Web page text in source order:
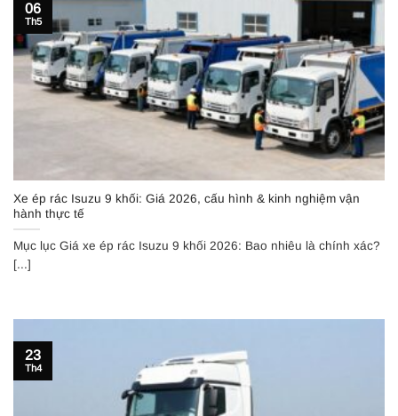
Xe ép rác Isuzu 9 khối: Giá 2026, cấu hình & kinh nghiệm vận
hành thực tế
Mục lục Giá xe ép rác Isuzu 9 khối 2026: Bao nhiêu là chính xác?
[...]
06
Th5
23
Th4